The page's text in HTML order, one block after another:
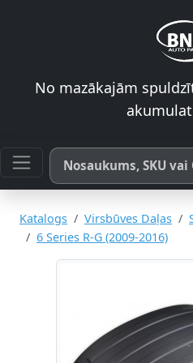
No mazākajām
Meklēt pēc produkta
Katalogs Virsbūves Daļas
6 Series R-G (2009-2016)